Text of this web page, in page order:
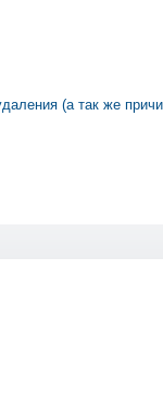
(а так же